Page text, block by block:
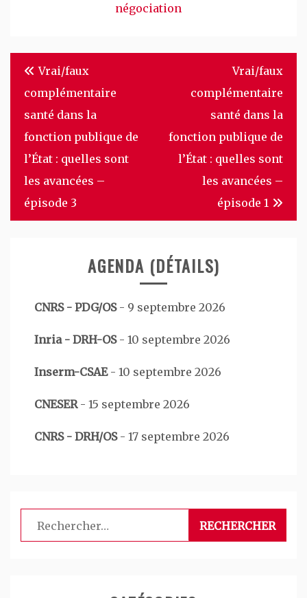
négociation
Navigation
l’article
Vrai/faux
complémentaire
santé dans la
fonction publique de
l’État : quelles sont
les avancées –
épisode 3
Vrai/faux
complémentaire
santé dans la
fonction publique de
l’État : quelles sont
les avancées –
épisode 1
AGENDA (DÉTAILS)
CNRS - PDG/OS- 9 septembre 2026
Inria - DRH-OS- 10 septembre 2026
Inserm-CSAE- 10 septembre 2026
CNESER- 15 septembre 2026
CNRS - DRH/OS- 17 septembre 2026
Rechercher :